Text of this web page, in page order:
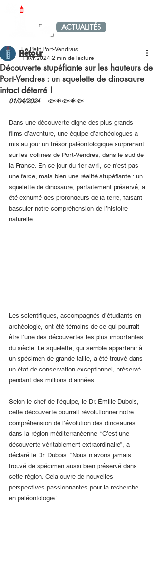
ACTUALITÉS
Découverte stupéfiante sur les hauteurs de
Port-Vendres : un squelette de dinosaure
intact déterré !
Le Petit Port-Vendrais
1 avr. 2024 2 min de lecture
01/04/2024 🐟🐠🐟🐠🐟
Dans une découverte digne des plus grands
films d’aventure, une équipe d’archéologues a
mis au jour un trésor paléontologique surprenant
sur les collines de Port-Vendres, dans le sud de
la France. En ce jour du 1er avril, ce n’est pas
une farce, mais bien une réalité stupéfiante : un
squelette de dinosaure, parfaitement préservé, a
été exhumé des profondeurs de la terre, faisant
basculer notre compréhension de l’histoire
naturelle.
Les scientifiques, accompagnés d’étudiants en
archéologie, ont été témoins de ce qui pourrait
être l’une des découvertes les plus importantes
du siècle. Le squelette, qui semble appartenir à
un spécimen de grande taille, a été trouvé dans
un état de conservation exceptionnel, préservé
pendant des millions d’années.
Selon le chef de l’équipe, le Dr. Émilie Dubois,
cette découverte pourrait révolutionner notre
compréhension de l’évolution des dinosaures
dans la région méditerranéenne. “C’est une
découverte véritablement extraordinaire”, a
déclaré le Dr. Dubois. “Nous n’avons jamais
trouvé de spécimen aussi bien préservé dans
cette région. Cela ouvre de nouvelles
perspectives passionnantes pour la recherche
en paléontologie.”
Retour